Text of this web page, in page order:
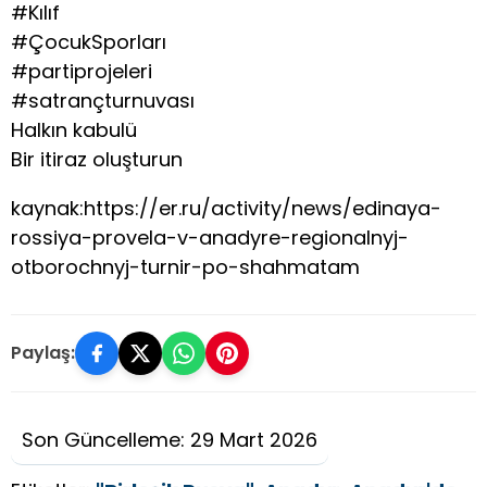
#Kılıf
#ÇocukSporları
#partiprojeleri
#satrançturnuvası
Halkın kabulü
Bir itiraz oluşturun
kaynak:https://er.ru/activity/news/edinaya-
rossiya-provela-v-anadyre-regionalnyj-
otborochnyj-turnir-po-shahmatam
Paylaş:
Son Güncelleme: 29 Mart 2026